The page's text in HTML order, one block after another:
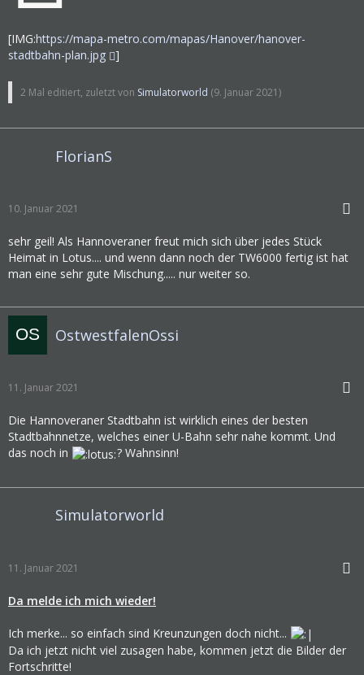
[IMG:https://mapa-metro.com/mapas/Hanover/hanover-
stadtbahn-plan.jpg
]
2 Mal editiert, zuletzt von Simulatorworld (9. Januar 2021)
FlorianS
10. Januar 2021
sehr geil! Als Hannoveraner freut mich sich über jedes Stück
Heimat in Lotus.... und wenn dann noch der TW6000 fertig ist hat
man eine sehr gute Mischung..... nur weiter so.
OstwestfalenOssi
11. Januar 2021
Die Hannoveraner Stadtbahn ist wirklich eines der besten
Stadtbahnnetze, welches einer U-Bahn sehr nahe kommt. Und
das noch in
? Wahnsinn!
Simulatorworld
11. Januar 2021
Da melde ich mich wieder!
Ich merke... so einfach sind Kreunzungen doch nicht...
Da ich jetzt nicht viel zusagen habe, kommen jetzt die Bilder der
Fortschritte!